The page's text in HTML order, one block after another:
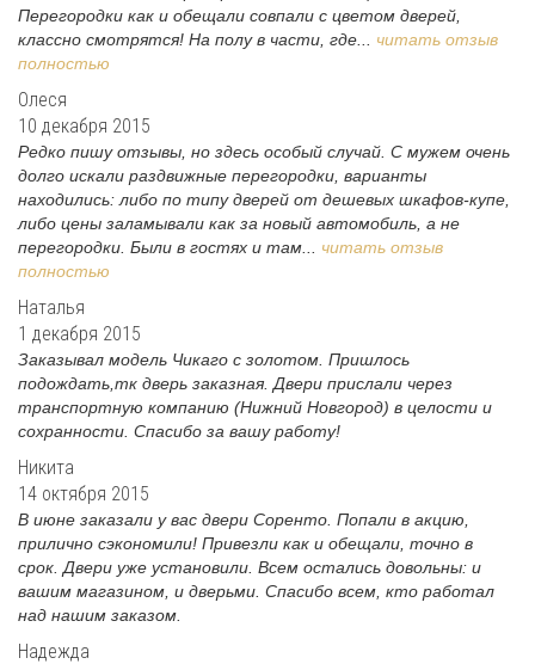
Перегородки как и обещали совпали с цветом дверей,
классно смотрятся! На полу в части, где... читать отзыв
полностью
Олеся
10 декабря 2015
Редко пишу отзывы, но здесь особый случай. С мужем очень
долго искали раздвижные перегородки, варианты
находились: либо по типу дверей от дешевых шкафов-купе,
либо цены заламывали как за новый автомобиль, а не
перегородки. Были в гостях и там... читать отзыв
полностью
Наталья
1 декабря 2015
Заказывал модель Чикаго с золотом. Пришлось
подождать,тк дверь заказная. Двери прислали через
транспортную компанию (Нижний Новгород) в целости и
сохранности. Спасибо за вашу работу!
Никита
14 октября 2015
В июне заказали у вас двери Соренто. Попали в акцию,
прилично сэкономили! Привезли как и обещали, точно в
срок. Двери уже установили. Всем остались довольны: и
вашим магазином, и дверьми. Спасибо всем, кто работал
над нашим заказом.
Надежда